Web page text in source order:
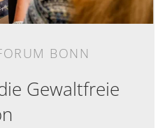
BONN
Gewaltfreie